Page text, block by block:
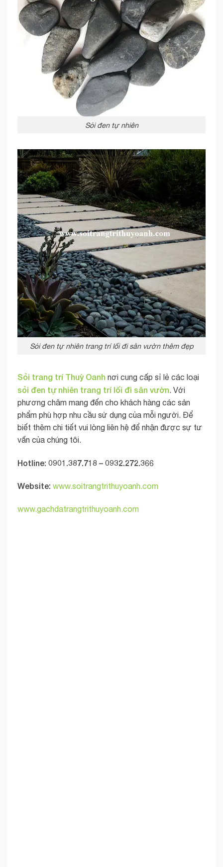
Sỏi đen tự nhiên
Sỏi đen tự nhiên trang trí lối đi sân vườn thêm đẹp
Sỏi trang trí Thuỳ Oanh nơi cung cấp sỉ lẻ các loại
sỏi đen tự nhiên trang trí lối đi sân vườn. Với
phương châm mang đến cho khách hàng các sản
phẩm phù hợp nhu cầu sử dụng của mỗi người. Để
biết thêm chi tiết vui lòng liên hệ để nhận được sự tư
vấn của chúng tôi.
Hotline: 0901.387.718 – 0932.272.366
Website: www.soitrangtrithuyoanh.com
www.gachdatrangtrithuyoanh.com